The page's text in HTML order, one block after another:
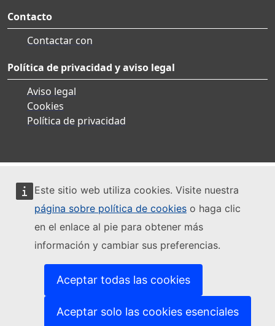
Este sitio web utiliza cookies. Visite nuestra
página sobre política de cookies o haga clic
en el enlace al pie para obtener más
información y cambiar sus preferencias.
Aceptar todas las cookies
Aceptar solo las cookies esenciales
Contacto
Contactar con
Política de privacidad y aviso legal
Aviso legal
Cookies
Política de privacidad